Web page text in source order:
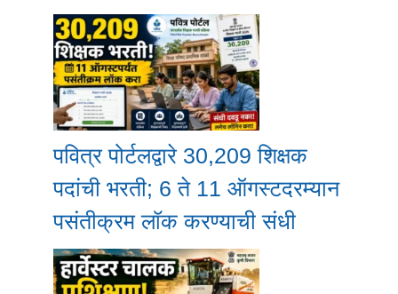
पवित्र पोर्टलद्वारे 30,209 शिक्षक
पदांची भरती; 6 ते 11 ऑगस्टदरम्यान
पसंतीक्रम लॉक करण्याची संधी